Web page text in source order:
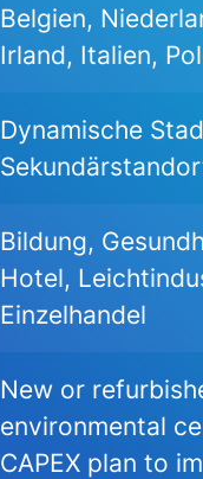
Belgien,
Irland, Italien,
Dynamische
Bildung,
Hotel,
Einzelhandel
New or
environmental
CAPEX plan to